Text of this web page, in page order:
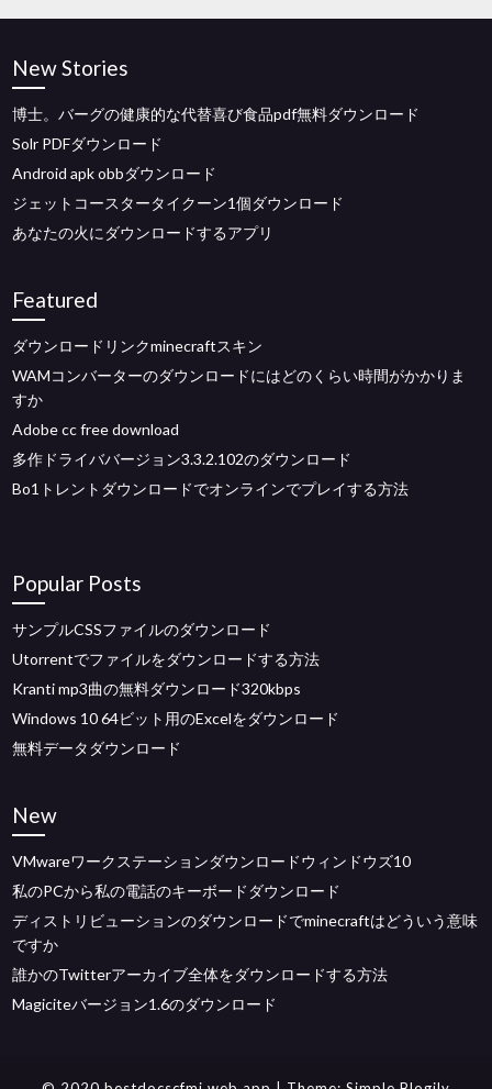
New Stories
博士。バーグの健康的な代替喜び食品pdf無料ダウンロード
Solr PDFダウンロード
Android apk obbダウンロード
ジェットコースタータイクーン1個ダウンロード
あなたの火にダウンロードするアプリ
Featured
ダウンロードリンクminecraftスキン
WAMコンバーターのダウンロードにはどのくらい時間がかかりま
すか
Adobe cc free download
多作ドライババージョン3.3.2.102のダウンロード
Bo1トレントダウンロードでオンラインでプレイする方法
Popular Posts
サンプルCSSファイルのダウンロード
Utorrentでファイルをダウンロードする方法
Kranti mp3曲の無料ダウンロード320kbps
Windows 10 64ビット用のExcelをダウンロード
無料データダウンロード
New
VMwareワークステーションダウンロードウィンドウズ10
私のPCから私の電話のキーボードダウンロード
ディストリビューションのダウンロードでminecraftはどういう意味
ですか
誰かのTwitterアーカイブ全体をダウンロードする方法
Magiciteバージョン1.6のダウンロード